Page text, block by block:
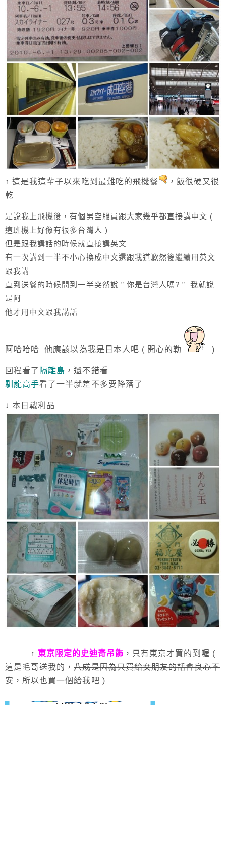
↑ 這是我這輩子以來吃到最難吃的飛機餐
，飯很硬又很
乾
是說我上飛機後，有個男空服員跟大家幾乎都直接講中文 (
這班機上好像有很多台灣人 )
但是跟我講話的時候就直接講英文
有一次講到一半不小心換成中文還跟我道歉然後繼續用英文
跟我講
直到送餐的時候問到一半突然說 ” 你是台灣人嗎? ” 我就說
是阿
他才用中文跟我講話
阿哈哈哈 他應該以為我是日本人吧 ( 開心的勒 )
回程看了 隔離島 ，還不錯看
馴龍高手看了一半就差不多要降落了
↓ 本日戰利品
↑ 東京限定的史迪奇吊飾 ，只有東京才買的到喔 (
這是毛哥送我的，八成是因為只買給女朋友的話會良心不
安，所以也買一個給我吧)